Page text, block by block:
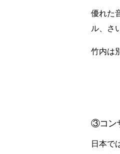
優れた
ル、さ
竹内は
③コン
日本で